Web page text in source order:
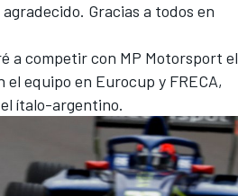
Gracias a todos en
a competir con MP Motorsport el
equipo en Eurocup y FRECA,
ítalo-argentino.